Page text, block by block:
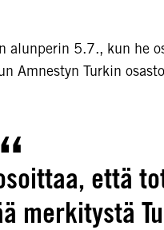
alunperin 5.7., kun he
Amnestyn Turkin
että
merkitystä